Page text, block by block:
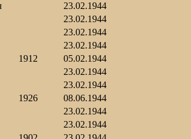
23.02.1944
23.02.1944
23.02.1944
23.02.1944
1912 05.02.1944
23.02.1944
23.02.1944
1926 08.06.1944
23.02.1944
23.02.1944